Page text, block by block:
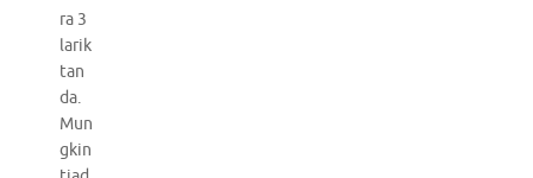
ra 3
larik
tan
da.
Mun
gkin